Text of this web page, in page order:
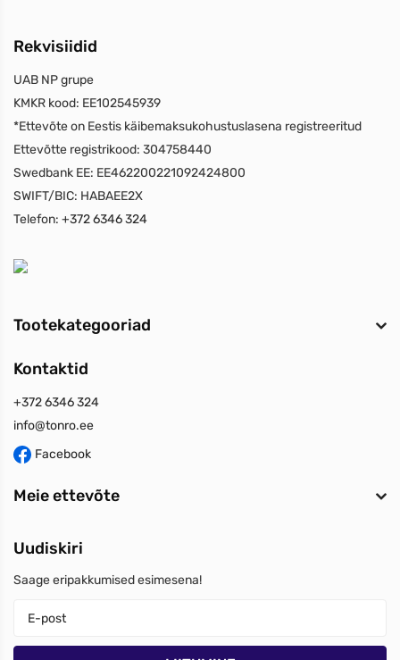
Rekvisiidid
UAB NP grupe
KMKR kood: EE102545939
*Ettevõte on Eestis käibemaksukohustuslasena registreeritud
Ettevõtte registrikood: 304758440
Swedbank EE: EE462200221092424800
SWIFT/BIC: HABAEE2X
Telefon: +372 6346 324
Tootekategooriad
Kontaktid
+372 6346 324
info@tonro.ee
Facebook
Meie ettevõte
Uudiskiri
Saage eripakkumised esimesena!